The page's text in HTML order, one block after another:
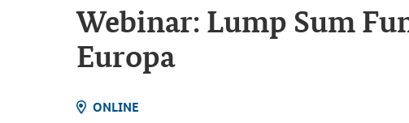
We­bi­nar: Lump Sum
Eu­ro­pa
ON­LINE